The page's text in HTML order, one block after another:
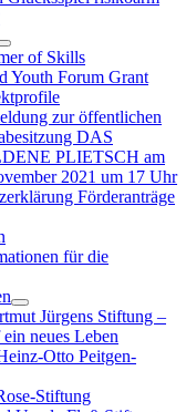
of Skills
Youth Forum Grant
zur öffentlichen
DAS
PLIETSCH am
2021 um 17 Uhr
Förderanträge
für die
Jürgens Stiftung –
neues Leben
Otto Peitgen-
Stiftung